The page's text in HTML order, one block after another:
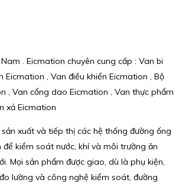
. Eicmation chuyên cung cấp : Van bi
Eicmation , Van điều khiển Eicmation , Bộ
, Van cổng dao Eicmation , Van thực phẩm
xả Eicmation
xuất và tiếp thị các hệ thống đường ống
kiểm soát nước, khí và môi trường ăn
Mọi sản phẩm được giao, dù là phụ kiện,
lường và công nghệ kiểm soát, đường